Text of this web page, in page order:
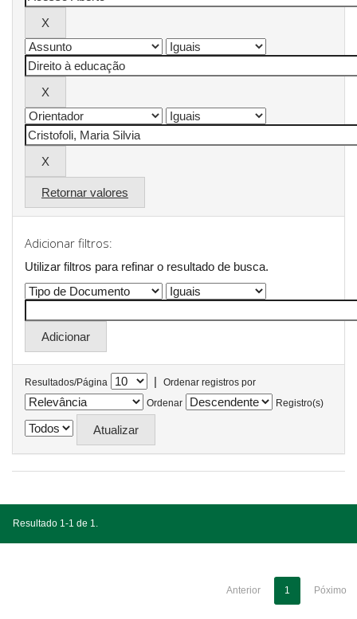
Retornar valores
Adicionar filtros:
Utilizar filtros para refinar o resultado de busca.
Resultados/Página |
Ordenar registros por
Ordenar
Registro(s)
Resultado 1-1 de 1.
Anterior 1 Póximo